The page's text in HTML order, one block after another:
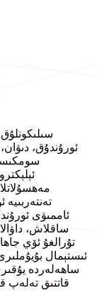
ئورۇندۇق،
ئاممىۋى
ساقلاش،
تۇرالغۇ ئۆي
ئىستېمال
ساھەلەردە
قاتتىق تەلەپ